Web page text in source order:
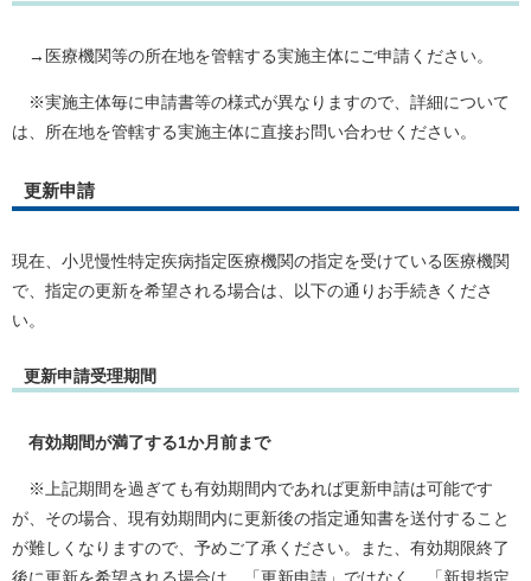
→医療機関等の所在地を管轄する実施主体にご申請ください。
※実施主体毎に申請書等の様式が異なりますので、詳細について
は、所在地を管轄する実施主体に直接お問い合わせください。
更新申請
現在、小児慢性特定疾病指定医療機関の指定を受けている医療機関
で、指定の更新を希望される場合は、以下の通りお手続きくださ
い。
更新申請受理期間
有効期間が満了する1か月前まで
※上記期間を過ぎても有効期間内であれば更新申請は可能です
が、その場合、現有効期間内に更新後の指定通知書を送付すること
が難しくなりますので、予めご了承ください。また、有効期限終了